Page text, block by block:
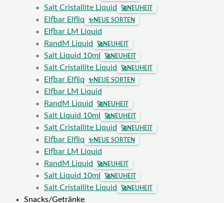
Salt Cristallite Liquid 🚀NEUHEIT
Elfbar Elfliq ✨NEUE SORTEN
Elfbar LM Liquid
RandM Liquid
🚀NEUHEIT
Salt Liquid 10ml 🚀NEUHEIT
Salt Cristallite Liquid 🚀NEUHEIT
Elfbar Elfliq ✨NEUE SORTEN
Elfbar LM Liquid
RandM Liquid
🚀NEUHEIT
Salt Liquid 10ml 🚀NEUHEIT
Salt Cristallite Liquid 🚀NEUHEIT
Elfbar Elfliq ✨NEUE SORTEN
Elfbar LM Liquid
RandM Liquid
🚀NEUHEIT
Salt Liquid 10ml 🚀NEUHEIT
Salt Cristallite Liquid 🚀NEUHEIT
Snacks/Getränke